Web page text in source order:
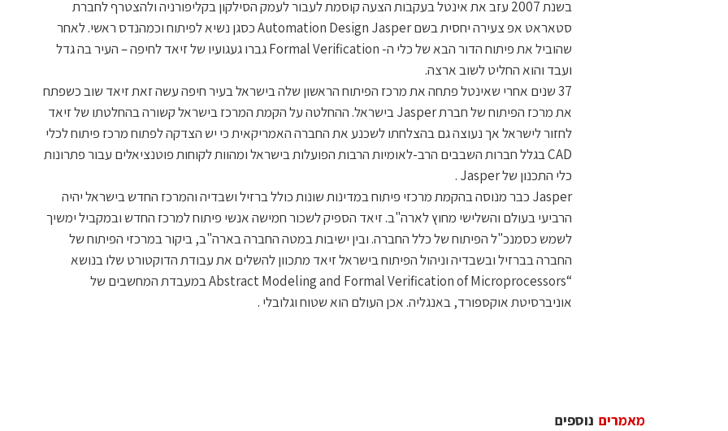
בשנת 2007 עזב את אינטל בעקבות הצעה קוסמת לעבור לעמק הסילקון בקליפורניה ולהצטרף לחברת
סטאראט אפ צעירה יחסית בשם Automation Design Jasper כסגן נשיא לפיתוח וכמהנדס ראשי. לאחר
שהוביל את פיתוח הדור הבא של כלי ה- Formal Verification גברו געגועיו של זיאד לחיפה – העיר בה גדל
ועבד והוא החליט לשוב ארצה.
37 שנים אחרי שאינטל פתחה את מרכז הפיתוח הראשון שלה בישראל בעיר חיפה עשה זאת זיאד שוב כשפתח
את מרכז הפיתוח של חברת Jasper בישראל. ההחלטה על הקמת המרכז בישראל קשורה בהחלטתו של זיאד
לחזור לישראל אך נעוצה גם בהצלחתו לשכנע את החברה האמריקאית כי יש הצדקה לפתוח מרכז פיתוח לכלי
CAD בגלל חברות השבבים הרב-לאומיות הרבות הפועלות בישראל ומהוות לקוחות פוטנציאלים עבור פתרונות
כלי התכנון של Jasper .
Jasper כבר מנוסה בהקמת מרכזי פיתוח במדינות שונות כולל ברזיל ושבדיה והמרכז החדש בישראל יהיה
הרביעי בעולם והשלישי מחוץ לארה"ב. זיאד הספיק לשכור חמישה אנשי פיתוח למרכז החדש ובמקביל ימשיך
לשמש כסמנכ"ל הפיתוח של כלל החברה. ובין ישיבות במטה החברה בארה"ב, ביקור במרכזי הפיתוח של
החברה בברזיל ובשבדיה וניהול הפיתוח בישראל זיאד מתכוון להשלים את עבודת הדוקטורט שלו בנושא
“Abstract Modeling and Formal Verification of Microprocessors במעבדת המחשבים של
אוניברסיטת אוקספורד, באנגליה. אכן העולם הוא שטוח וגלובלי .
נוספים מאמרים